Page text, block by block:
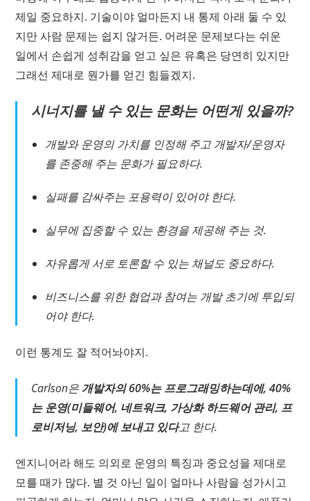
제일 중요하지. 기술이야 얼마든지 내 통제 아래 둘 수 있
지만 사람 문제는 쉽지 않거든. 어려운 문제보다는 쉬운
일에서 손쉽게 성취감을 얻고 싶은 유혹은 당연히 있지만
그래선 제대로 뭔가를 얻긴 힘들겠지.
시너지를 낼 수 있는 문화는 어떤게 있을까?
개발와 운영의 가치를 인정해 주고 개발자/운영자
를 존중해 주는 문화가 필요하다.
실패를 감싸주는 포용력이 있어야 한다.
실무에 집중할 수 있는 환경을 제공해 주는 것.
자유롭게 서로 토론할 수 있는 채널도 중요하다.
비즈니스를 위한 협업과 참여는 개발 초기에 투입되
어야 한다.
이런 통계도 잘 적어놔야지.
Carlson은 개발자의 60%는 프로그래밍하는데에, 40%
는 운영(미들웨어, 네트워크, 가상화 하드웨어 관리, 프
로비저닝, 보안)에 보내고 있다고 한다.
엔지니어라 해도 의외로 운영의 특징과 중요성을 제대로
모를 때가 많다. 별 것 아닌 일이 얼마나 사람을 성가시고